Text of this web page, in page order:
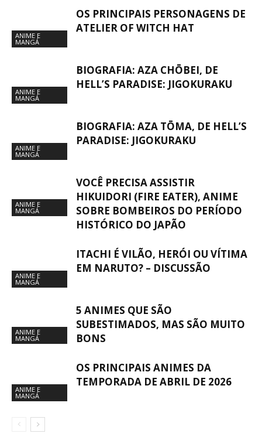
ANIME E
MANGÁ
OS PRINCIPAIS PERSONAGENS DE
ATELIER OF WITCH HAT
ANIME E
MANGÁ
BIOGRAFIA: AZA CHŌBEI, DE
HELL’S PARADISE: JIGOKURAKU
ANIME E
MANGÁ
BIOGRAFIA: AZA TŌMA, DE HELL’S
PARADISE: JIGOKURAKU
ANIME E
MANGÁ
VOCÊ PRECISA ASSISTIR
HIKUIDORI (FIRE EATER), ANIME
SOBRE BOMBEIROS DO PERÍODO
HISTÓRICO DO JAPÃO
ANIME E
MANGÁ
ITACHI É VILÃO, HERÓI OU VÍTIMA
EM NARUTO? – DISCUSSÃO
ANIME E
MANGÁ
5 ANIMES QUE SÃO
SUBESTIMADOS, MAS SÃO MUITO
BONS
ANIME E
MANGÁ
OS PRINCIPAIS ANIMES DA
TEMPORADA DE ABRIL DE 2026